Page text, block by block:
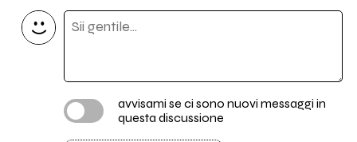
avvisami se ci sono nuovi messaggi in
questa discussione